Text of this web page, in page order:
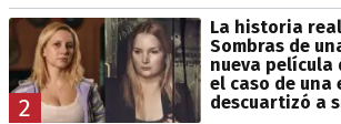
2
La historia
Sombras de
nueva película
el caso de una
descuartizó a